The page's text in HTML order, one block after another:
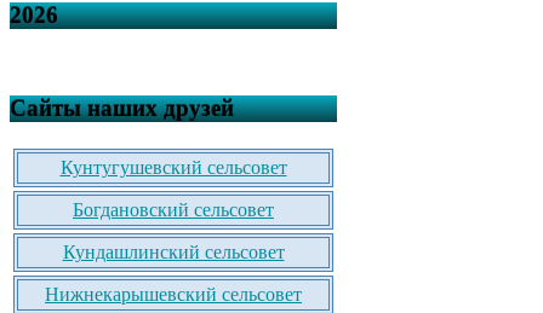
2026
Сайты наших друзей
Кунтугушевский сельсовет
Богдановский сельсовет
Кундашлинский сельсовет
Нижнекарышевский сельсовет